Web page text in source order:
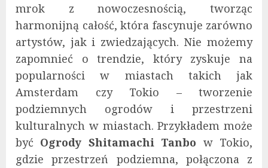
mrok z nowoczesnością, tworząc
harmonijną całość, która fascynuje zarówno
artystów, jak i zwiedzających. Nie możemy
zapomnieć o trendzie, który zyskuje na
popularności w miastach takich jak
Amsterdam czy Tokio – tworzenie
podziemnych ogrodów i przestrzeni
kulturalnych w miastach. Przykładem może
być Ogrody Shitamachi Tanbo w Tokio,
gdzie przestrzeń podziemna, połączona z